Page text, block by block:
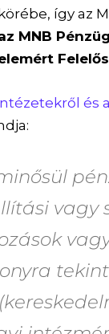
így az
MNB
és
vagy